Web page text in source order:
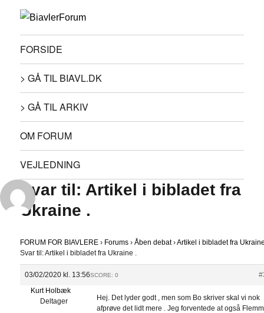
FORSIDE
> GÅ TIL BIAVL.DK
> GÅ TIL ARKIV
OM FORUM
VEJLEDNING
Svar til: Artikel i bibladet fra
Ukraine .
FORUM FOR BIAVLERE › Forums › Åben debat ›Artikel i bibladet fra
Svar til: Artikel i bibladet fra Ukraine .
03/02/2020 kl. 13:56SCORE: 0
Kurt Holbæk
Deltager
Hej. Det lyder godt , men som Bo skriver skal vi nok
afprøve det lidt mere . Jeg forventede at også